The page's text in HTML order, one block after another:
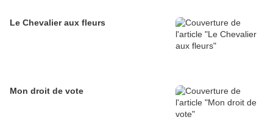
Le Chevalier aux fleurs
Mon droit de vote